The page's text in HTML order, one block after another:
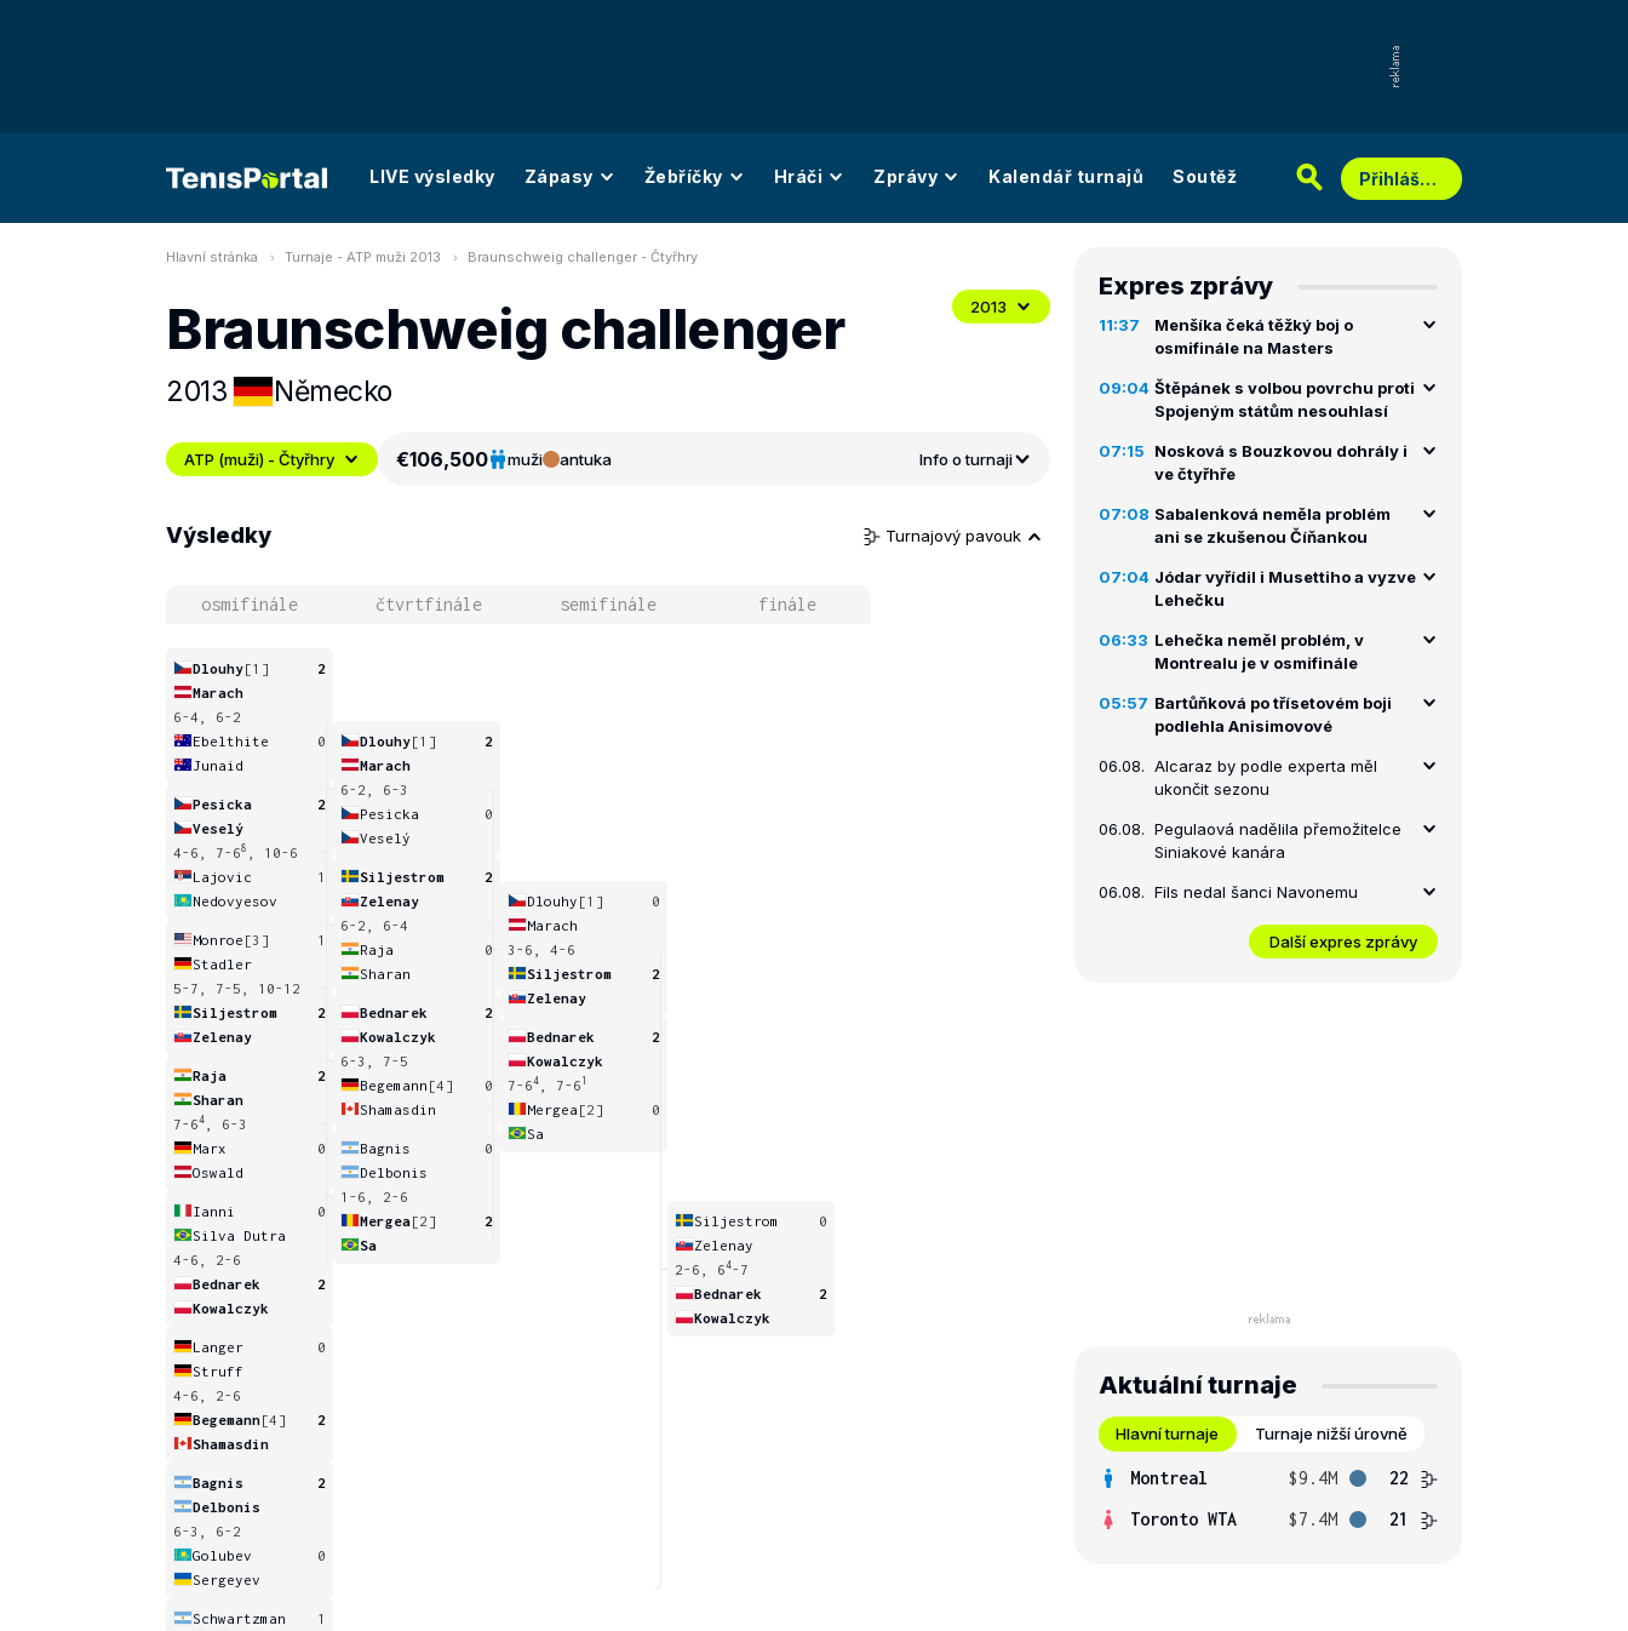
LIVE výsledky Zápasy Žebříčky Hráči Zprávy Kalendář turnajů Soutěž Přihlášení
Hlavní stránka Turnaje - ATP muži 2013 Braunschweig challenger - Čtyřhry
Braunschweig challenger
2013 Německo
2013
ATP (muži) - Čtyřhry €106,500 muži antuka Info o turnaji
Výsledky Turnajový pavouk
osmifinále čtvrtfinále semifinále finále
Dlouhy[1]
2
Marach
6-4, 6-2
Ebelthite
0
Junaid
Pesicka
2
Veselý
4-6, 7-68
, 10-6
Lajovic
1
Nedovyesov
Monroe [3]
1
Stadler
5-7, 7-5, 10-12
Siljestrom
2
Zelenay
Raja
2
Sharan
7-64
, 6-3
Marx
0
Oswald
Ianni
0
Silva Dutra
4-6, 2-6
Bednarek
2
Kowalczyk
Langer
0
Struff
4-6, 2-6
Begemann[4]
2
Shamasdin
Bagnis
2
Delbonis
6-3, 6-2
Golubev
0
Sergeyev
Schwartzman
1
Dlouhy[1]
2
Marach
6-2, 6-3
Pesicka
0
Veselý
Siljestrom
2
Zelenay
6-2, 6-4
Raja
0
Sharan
Bednarek
2
Kowalczyk
6-3, 7-5
Begemann [4]
0
Shamasdin
Bagnis
0
Delbonis
1-6, 2-6
Mergea[2]
2
Sa
Dlouhy [1]
0
Marach
3-6, 4-6
Siljestrom
2
Zelenay
Bednarek
2
Kowalczyk
7-64 , 7-6 1
Mergea [2]
0
Sa
Siljestrom
0
Zelenay
2-6, 64-7
Bednarek
2
Kowalczyk
Expres zprávy
11:37
Menšíka čeká těžký boj o
osmifinále na Masters
09:04 Štěpánek s volbou povrchu proti
Spojeným státům nesouhlasí
07:15
Nosková s Bouzkovou dohrály i
ve čtyřhře
07:08 Sabalenková neměla problém
ani se zkušenou Číňankou
07:04 Jódar vyřídil i Musettiho a vyzve
Lehečku
06:33 Lehečka neměl problém, v
Montrealu je v osmifinále
05:57 Bartůňková po třísetovém boji
podlehla Anisimovové
06.08. Alcaraz by podle experta měl
ukončit sezonu
06.08. Pegulaová nadělila přemožitelce
Siniakové kanára
06.08. Fils nedal šanci Navonemu
Další expres zprávy
Aktuální turnaje
Hlavní turnaje Turnaje nižší úrovně
Montreal $9.4M
22
Toronto WTA
$7.4M 21